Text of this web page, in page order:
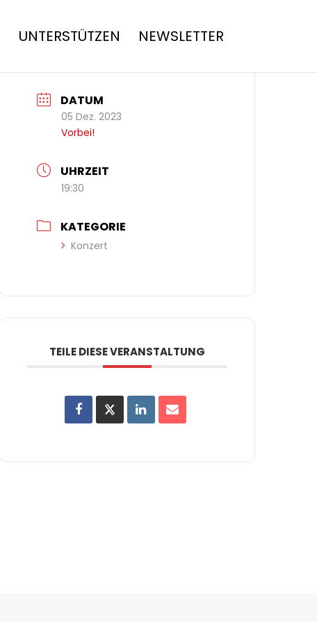
UNTERSTÜTZEN NEWSLETTER
DATUM
05 Dez. 2023
Vorbei!
UHRZEIT
19:30
KATEGORIE
Konzert
TEILE DIESE VERANSTALTUNG